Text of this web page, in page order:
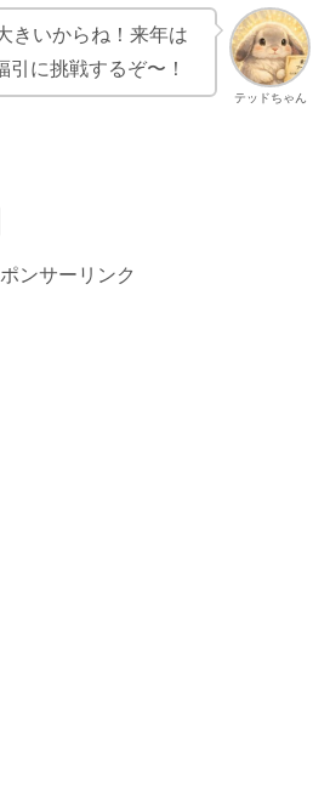
テッドちゃん
きいからね！来年は
に挑戦するぞ〜！
ンサーリンク